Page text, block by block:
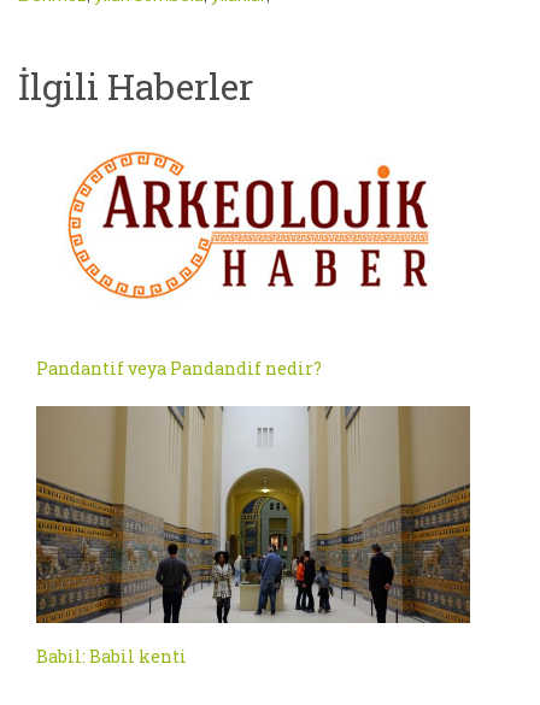
İlgili Haberler
Pandantif veya Pandandif nedir?
Babil: Babil kenti